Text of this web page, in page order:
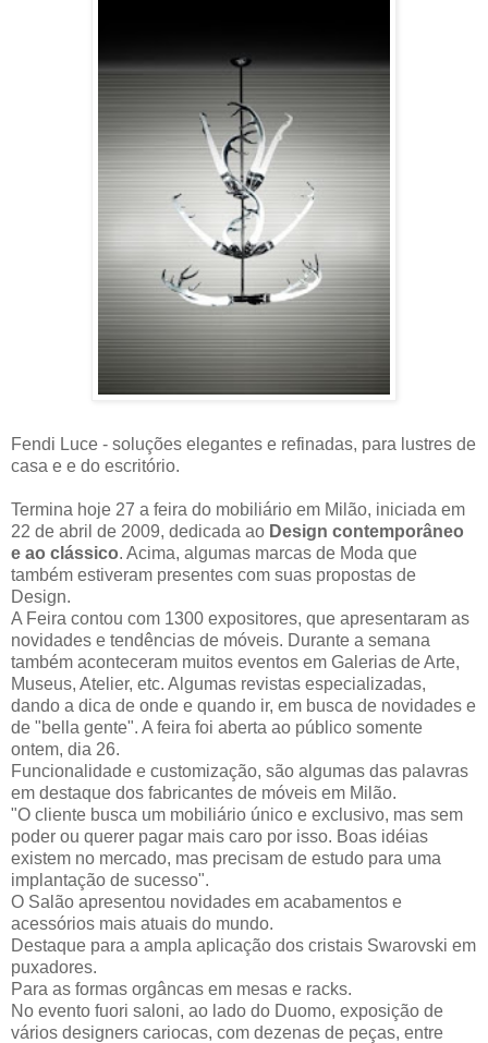
Fendi Luce - soluções elegantes e refinadas, para lustres de
casa e e do escritório.
Termina hoje 27 a feira do mobiliário em Milão, iniciada em
22 de abril de 2009, dedicada ao Design contemporâneo
e ao clássico. Acima, algumas marcas de Moda que
também estiveram presentes com suas propostas de
Design.
A Feira contou com 1300 expositores, que apresentaram as
novidades e tendências de móveis. Durante a semana
também aconteceram muitos eventos em Galerias de Arte,
Museus, Atelier, etc. Algumas revistas especializadas,
dando a dica de onde e quando ir, em busca de novidades e
de "bella gente". A feira foi aberta ao público somente
ontem, dia 26.
Funcionalidade e customização, são algumas das palavras
em destaque dos fabricantes de móveis em Milão.
"O cliente busca um mobiliário único e exclusivo, mas sem
poder ou querer pagar mais caro por isso. Boas idéias
existem no mercado, mas precisam de estudo para uma
implantação de sucesso".
O Salão apresentou novidades em acabamentos e
acessórios mais atuais do mundo.
Destaque para a ampla aplicação dos cristais Swarovski em
puxadores.
Para as formas orgâncas em mesas e racks.
No evento fuori saloni, ao lado do Duomo, exposição de
vários designers cariocas, com dezenas de peças, entre